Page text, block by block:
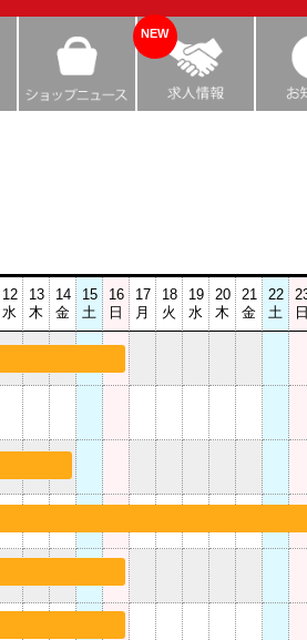
NEW
12
水
13
木
14
金
15
土
16
日
17
月
18
火
19
水
20
木
21
金
22
土